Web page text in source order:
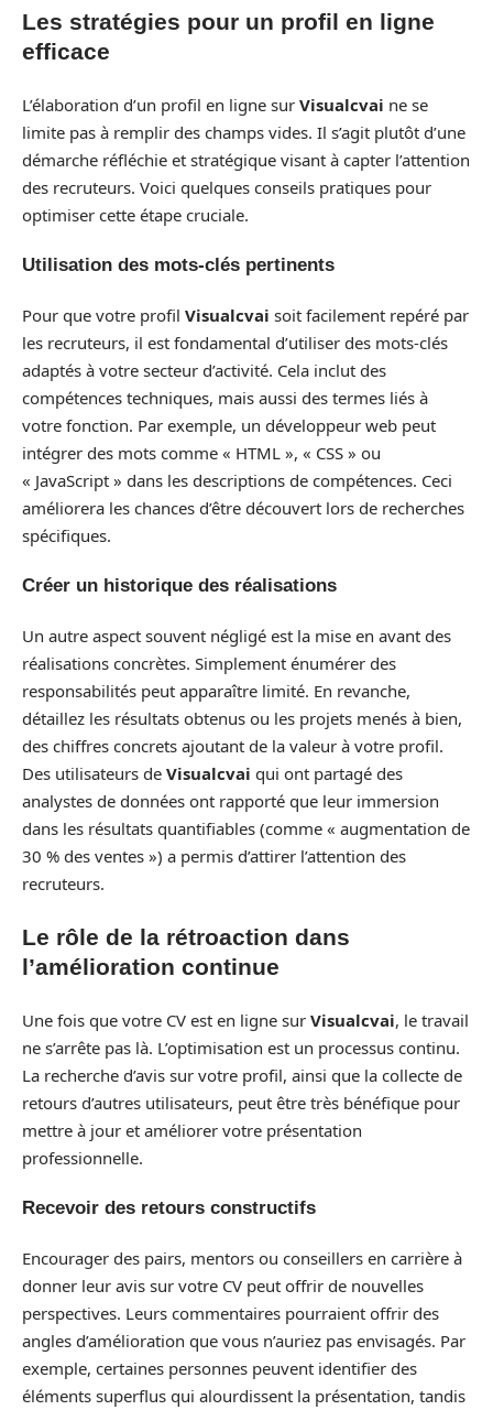
Les stratégies pour un profil en ligne
efficace
L’élaboration d’un profil en ligne sur Visualcvai ne se
limite pas à remplir des champs vides. Il s’agit plutôt d’une
démarche réfléchie et stratégique visant à capter l’attention
des recruteurs. Voici quelques conseils pratiques pour
optimiser cette étape cruciale.
Utilisation des mots-clés pertinents
Pour que votre profil Visualcvai soit facilement repéré par
les recruteurs, il est fondamental d’utiliser des mots-clés
adaptés à votre secteur d’activité. Cela inclut des
compétences techniques, mais aussi des termes liés à
votre fonction. Par exemple, un développeur web peut
intégrer des mots comme « HTML », « CSS » ou
« JavaScript » dans les descriptions de compétences. Ceci
améliorera les chances d’être découvert lors de recherches
spécifiques.
Créer un historique des réalisations
Un autre aspect souvent négligé est la mise en avant des
réalisations concrètes. Simplement énumérer des
responsabilités peut apparaître limité. En revanche,
détaillez les résultats obtenus ou les projets menés à bien,
des chiffres concrets ajoutant de la valeur à votre profil.
Des utilisateurs de Visualcvai qui ont partagé des
analystes de données ont rapporté que leur immersion
dans les résultats quantifiables (comme « augmentation de
30 % des ventes ») a permis d’attirer l’attention des
recruteurs.
Le rôle de la rétroaction dans
l’amélioration continue
Une fois que votre CV est en ligne sur Visualcvai, le travail
ne s’arrête pas là. L’optimisation est un processus continu.
La recherche d’avis sur votre profil, ainsi que la collecte de
retours d’autres utilisateurs, peut être très bénéfique pour
mettre à jour et améliorer votre présentation
professionnelle.
Recevoir des retours constructifs
Encourager des pairs, mentors ou conseillers en carrière à
donner leur avis sur votre CV peut offrir de nouvelles
perspectives. Leurs commentaires pourraient offrir des
angles d’amélioration que vous n’auriez pas envisagés. Par
exemple, certaines personnes peuvent identifier des
éléments superflus qui alourdissent la présentation, tandis